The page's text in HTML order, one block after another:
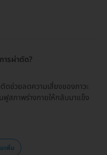
ารผ่าตัด?
ดช่วยลดความเสี่ยงของภาวะ
ฟูสภาพร่างกายให้กลับมาแข็ง
เพิ่ม